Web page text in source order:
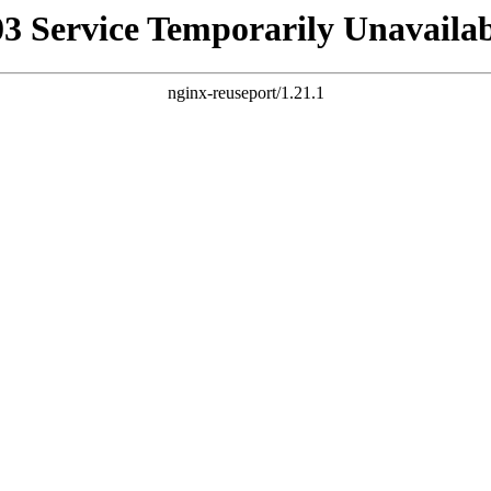
Service Temporarily
nginx-reuseport/1.21.1